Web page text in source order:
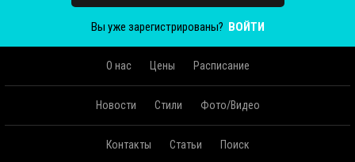
Вы уже зарегистрированы? ВОЙТИ
О нас Цены Расписание
Новости Стили Фото/Видео
Контакты Статьи Поиск